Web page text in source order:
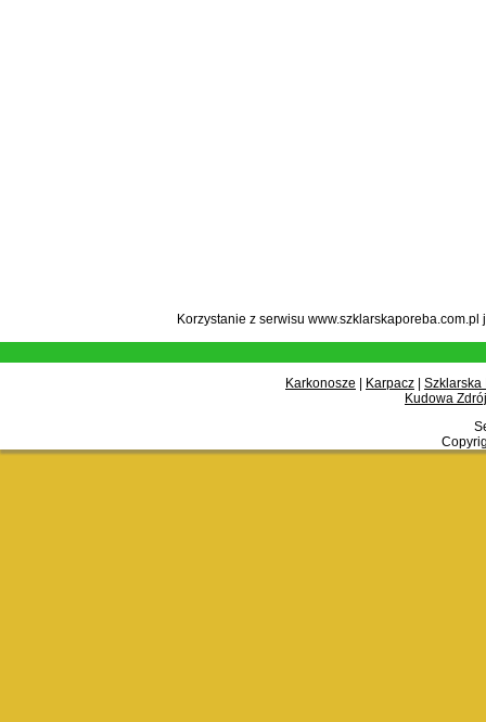
Korzystanie z serwisu
Karkonosze Karpacz
Szklarska
Kudowa